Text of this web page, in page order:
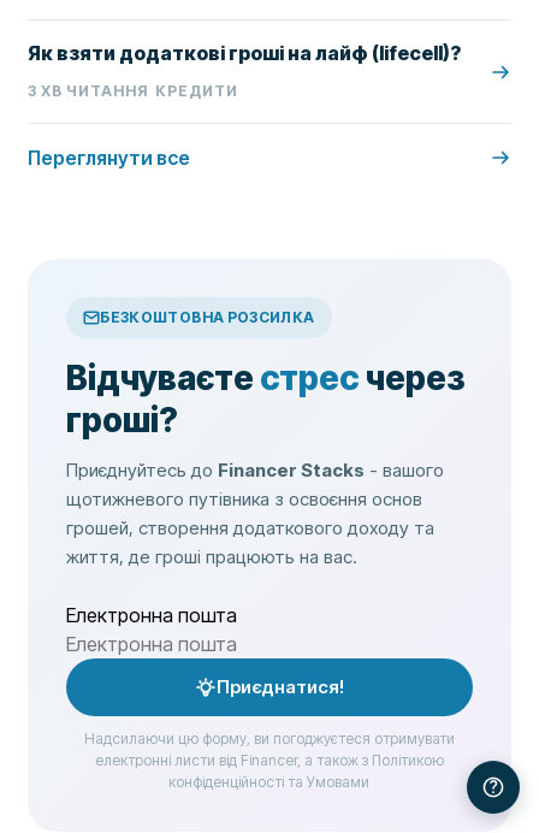
Як взяти додаткові гроші на лайф (lifecell)?
3 ХВ ЧИТАННЯ КРЕДИТИ
Переглянути все
БЕЗКОШТОВНА РОЗСИЛКА
Відчуваєте стрес через
гроші?
Приєднуйтесь до Financer Stacks - вашого
щотижневого путівника з освоєння основ
грошей, створення додаткового доходу та
життя, де гроші працюють на вас.
Електронна пошта
Приєднатися!
Надсилаючи цю форму, ви погоджуєтеся отримувати
електронні листи від Financer, а також з Політикою
конфіденційності та Умовами